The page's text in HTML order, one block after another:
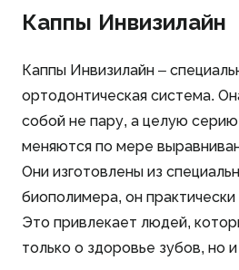
Каппы Инвизилайн
Каппы Инвизилайн –
ортодонтическая система.
собой не пару, а целую
меняются по мере
Они изготовлены из
биополимера, он
Это привлекает людей,
только о здоровье зубов, но